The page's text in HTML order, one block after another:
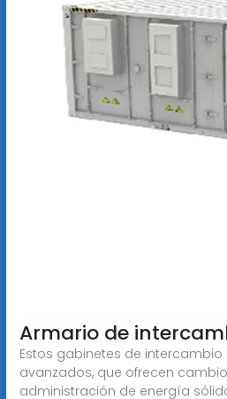
Armario de
Estos gabinetes de
avanzados, que ofrecen
administración de energía